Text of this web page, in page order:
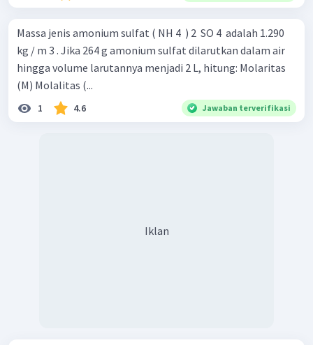
Massa jenis amonium sulfat ( NH 4 ​ ) 2 ​ SO 4 ​ adalah 1.290
kg / m 3 . Jika 264 g amonium sulfat dilarutkan dalam air
hingga volume larutannya menjadi 2 L, hitung: Molaritas
(M) Molalitas (...
1 4.6 Jawaban terverifikasi
Iklan